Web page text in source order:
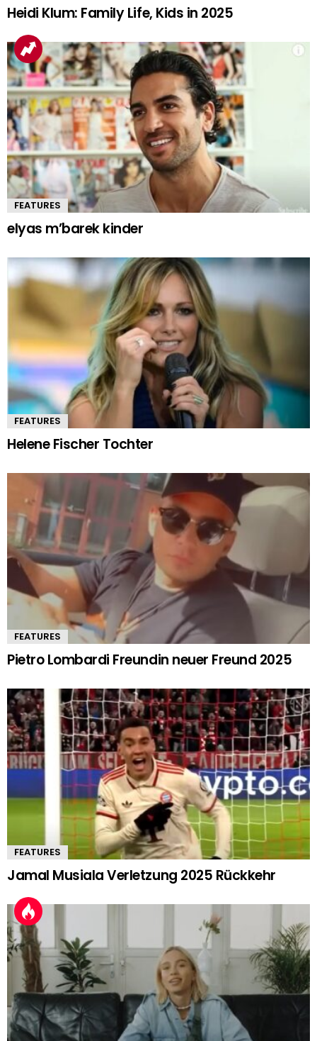
Heidi Klum: Family Life, Kids in 2025
FEATURES
elyas m’barek kinder
FEATURES
Helene Fischer Tochter
FEATURES
Pietro Lombardi Freundin neuer Freund 2025
FEATURES
Jamal Musiala Verletzung 2025 Rückkehr